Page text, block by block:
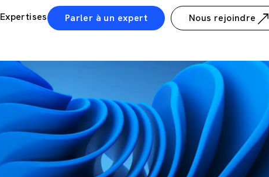
Expertises Parler à un expert Nous rejoindre
Fusion administrative : Polarys, FSystem et Digital & You